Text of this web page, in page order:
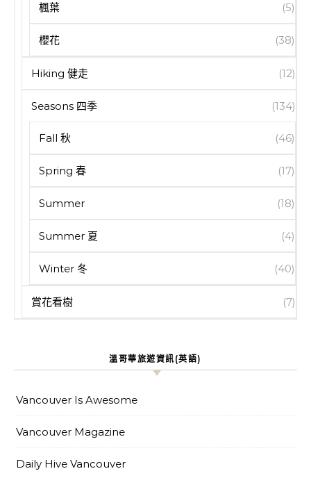
楓葉 (5)
櫻花 (38)
Hiking 健走 (12)
Seasons 四季 (134)
Fall 秋 (46)
Spring 春 (17)
Summer (18)
Summer 夏 (4)
Winter 冬 (40)
賞花看樹 (7)
溫哥華旅遊資訊(英語)
Vancouver Is Awesome
Vancouver Magazine
Daily Hive Vancouver